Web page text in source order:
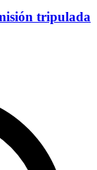
tripulada